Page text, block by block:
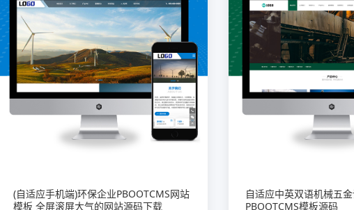
(自适应手机端)环保企业PBOOTCMS网站
模板 全屏滚屏大气的网站源码下载
自适应中英双语机械五
PBOOTCMS模板源码